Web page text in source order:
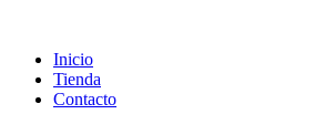
Inicio
Tienda
Contacto